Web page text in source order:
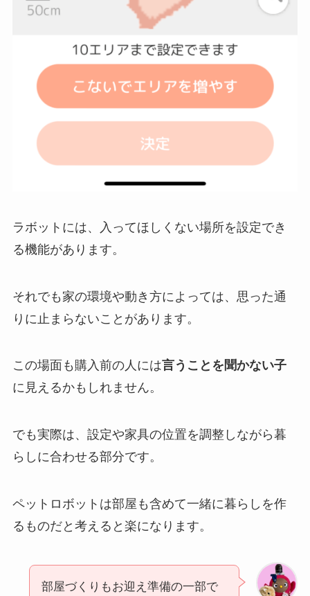
ラボットには、入ってほしくない場所を設定でき
る機能があります。
それでも家の環境や動き方によっては、思った通
りに止まらないことがあります。
この場面も購入前の人には言うことを聞かない子
に見えるかもしれません。
でも実際は、設定や家具の位置を調整しながら暮
らしに合わせる部分です。
ペットロボットは部屋も含めて一緒に暮らしを作
るものだと考えると楽になります。
部屋づくりもお迎え準備の一部で